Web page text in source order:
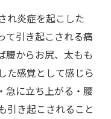
れ炎症を起こした
て引き起こされる痛
腰からお尻、太もも
た感覚として感じら
急に立ち上がる・腰
引き起こされること